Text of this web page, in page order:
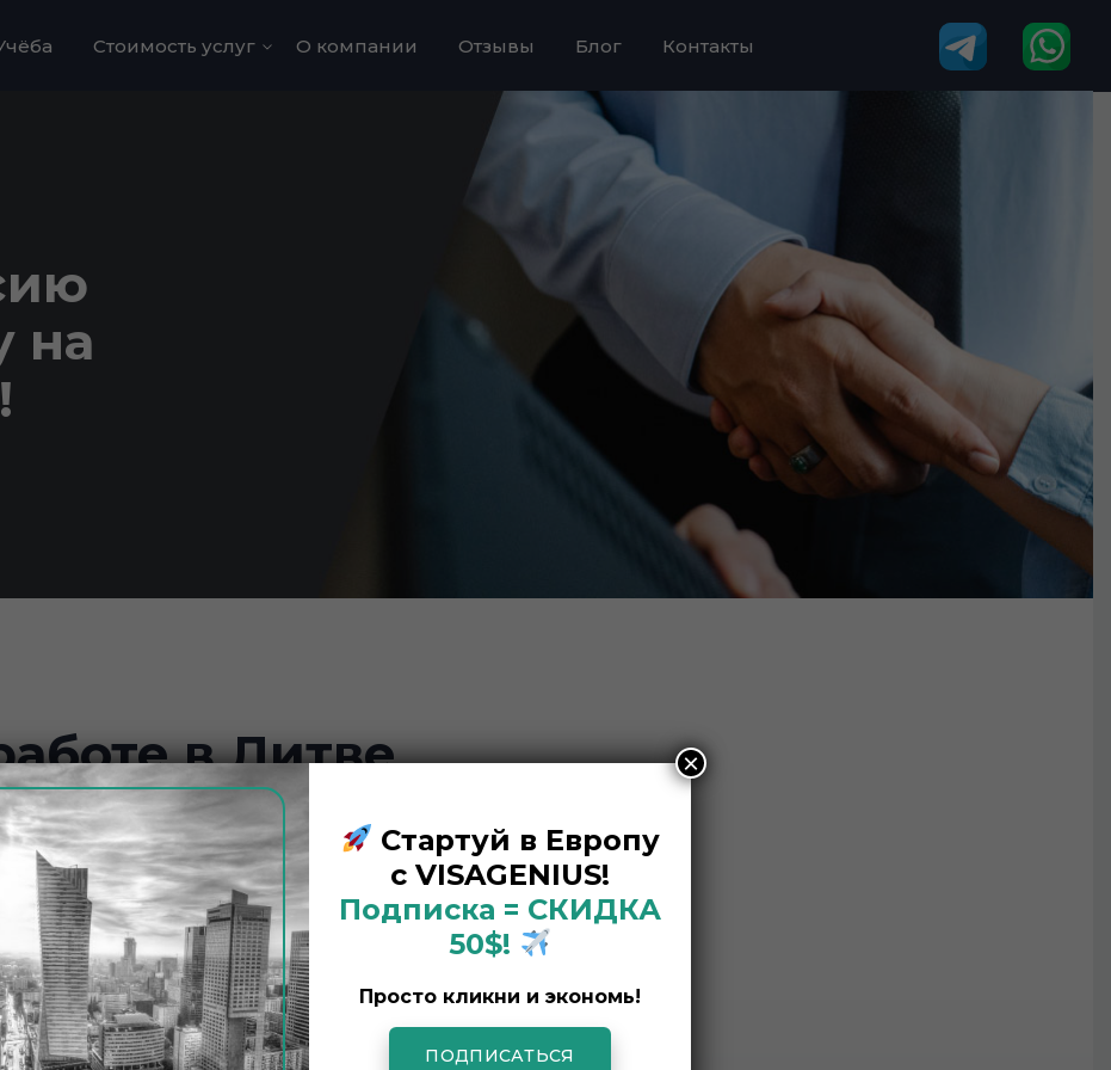
Стоимость услуг О компании Отзывы Блог Контакты
на
в Литве
Стартуй в Европу
с VISAGENIUS!
Подписка = СКИДКА
50$!
Просто кликни и экономь!
ПОДПИСАТЬСЯ
×